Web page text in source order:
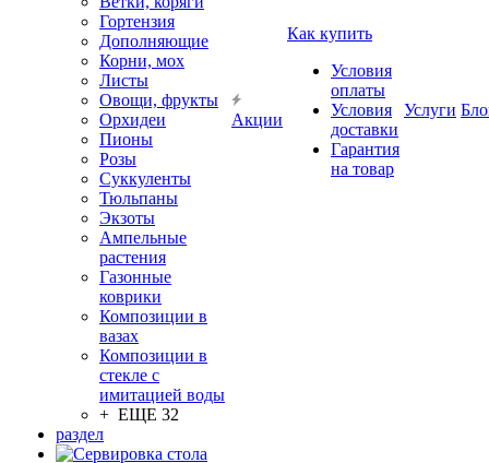
Гортензия
Дополняющие
Корни, мох
Листы
Овощи, фрукты
Орхидеи
Пионы
Розы
Суккуленты
Тюльпаны
Экзоты
Ампельные
растения
Газонные
коврики
Композиции в
вазах
Композиции в
стекле с
имитацией воды
+ ЕЩЕ 32
раздел
Акции
Как купить
Условия
оплаты
Условия
доставки
Гарантия
на товар
Услуги